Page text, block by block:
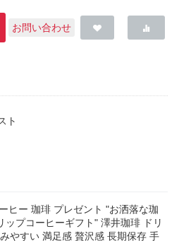
お問い合わせ
ト
ヒー 珈琲 プレゼント "お洒落な珈
プコーヒーギフト" 澤井珈琲 ドリ
やすい 満足感 贅沢感 長期保存 手